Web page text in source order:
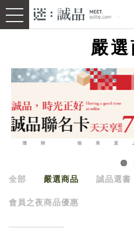
嚴選
全部 嚴選商品 誠品選書
會員之夜商品優惠